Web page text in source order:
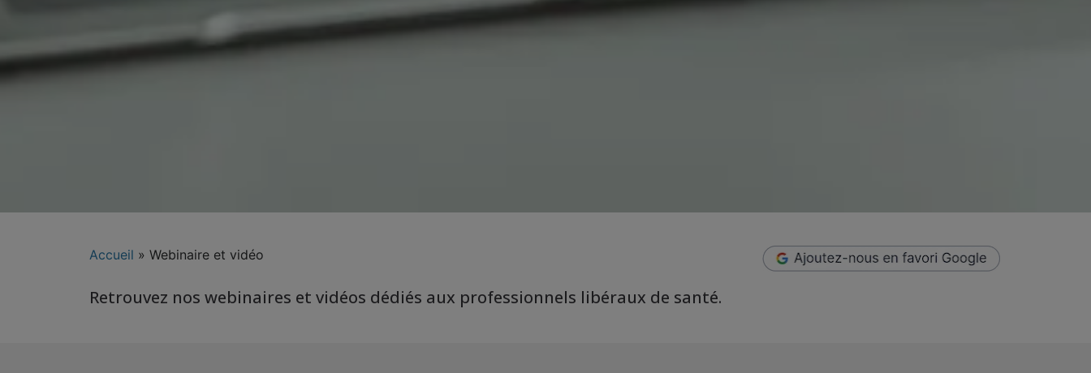
Accueil » Webinaire et vidéo
Retrouvez nos webinaires et vidéos dédiés aux professionnels libéraux de santé.